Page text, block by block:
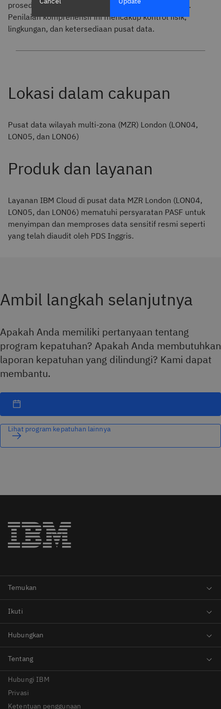
prosedural dan fisik PASF untuk data sensitif resmi.
Penilaian komprehensif ini mencakup kontrol fisik,
lingkungan, dan ketersediaan pusat data.
Lokasi dalam cakupan
Pusat data wilayah multi-zona (MZR) London (LON04,
LON05, dan LON06)
Produk dan layanan
Layanan IBM Cloud di pusat data MZR London (LON04,
LON05, dan LON06) mematuhi persyaratan PASF untuk
menyimpan dan memproses data sensitif resmi seperti
yang telah diaudit oleh PDS Inggris.
Ambil langkah selanjutnya
Apakah Anda memiliki pertanyaan tentang
program kepatuhan? Apakah Anda membutuhkan
laporan kepatuhan yang dilindungi? Kami dapat
membantu.
Lihat program kepatuhan lainnya
Hubungi IBM
Privasi
Ketentuan penggunaan